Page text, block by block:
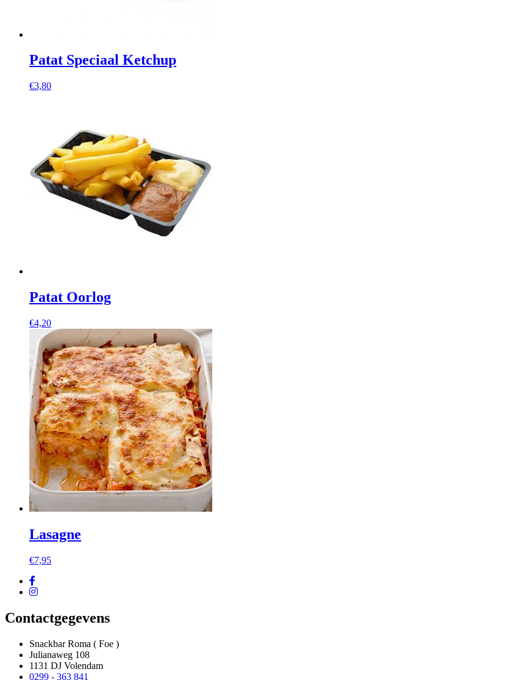
Patat Speciaal Ketchup
€3,80
Patat Oorlog
€4,20
Lasagne
€7,95
Contactgegevens
Snackbar Roma ( Foe )
Julianaweg 108
1131 DJ Volendam
0299 - 363 841